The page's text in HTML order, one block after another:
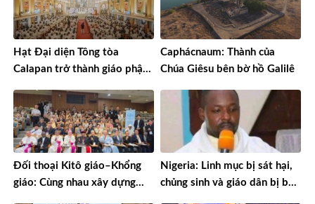
Hạt Đại diện Tông tòa
Calapan trở thành giáo phận
Caphácnaum: Thành của
Chúa Giêsu bên bờ hồ Galilê
Đối thoại Kitô giáo–Khổng
giáo: Cùng nhau xây dựng
Nigeria: Linh mục bị sát hại,
chủng sinh và giáo dân bị bắt